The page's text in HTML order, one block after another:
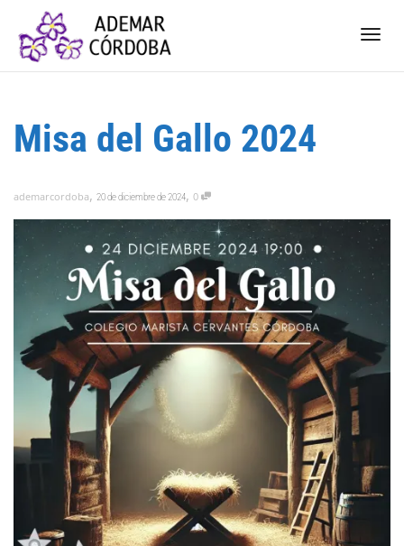
Misa del Gallo 2024
ademarcordoba, 20 de diciembre de 2024, 0